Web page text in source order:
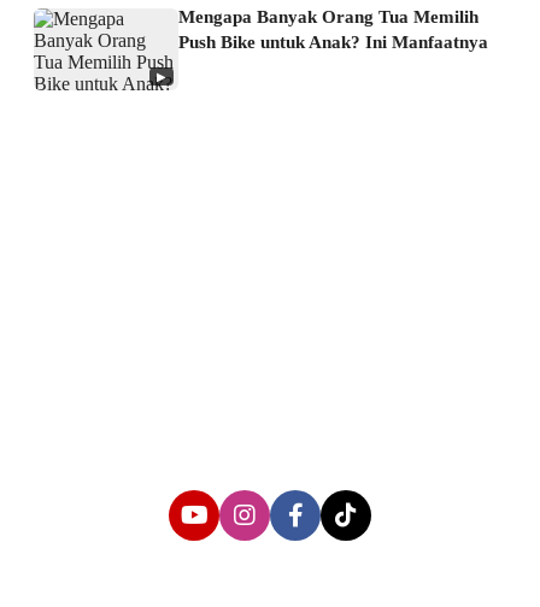
▶
Mengapa Banyak Orang Tua Memilih
Push Bike untuk Anak? Ini Manfaatnya